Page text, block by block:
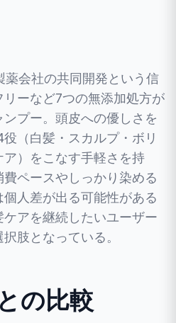
薬会社の共同開発という信
ーなど7つの無添加処方が
プー。頭皮への優しさを
（白髪・スカルプ・ボリ
ア）をこなす手軽さを持
ペースやしっかり染める
人差が出る可能性がある
アを継続したいユーザー
肢となっている。
の比較